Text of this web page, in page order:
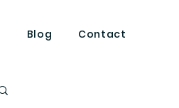
Blog Contact